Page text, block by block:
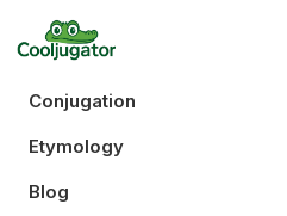
Conjugation
Etymology
Blog